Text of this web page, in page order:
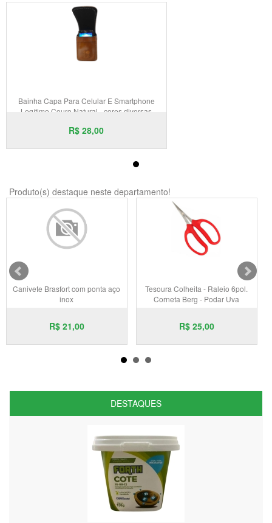
Bainha Capa Para Celular E Smartphone
Legítimo Couro Natural - cores diversas
R$ 28,00
Produto(s) destaque neste departamento!
Canivete Brasfort com ponta aço
inox
R$ 21,00
Tesoura Colheita - Raleio 6pol.
Corneta Berg - Podar Uva
R$ 25,00
DESTAQUES